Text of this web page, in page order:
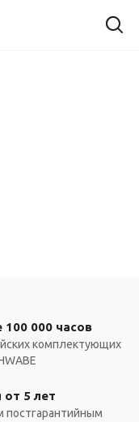
100 000 часов
комплектующих
от 5 лет